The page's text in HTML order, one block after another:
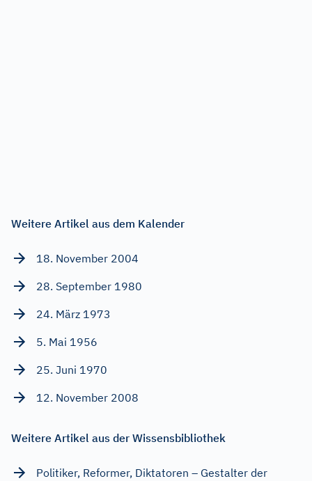
Weitere Artikel aus dem Kalender
18. November 2004
28. September 1980
24. März 1973
5. Mai 1956
25. Juni 1970
12. November 2008
Weitere Artikel aus der Wissensbibliothek
Politiker, Reformer, Diktatoren – Gestalter der